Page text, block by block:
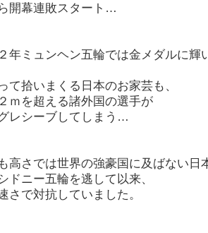
開幕連敗スタート…
年ミュンヘン五輪では金メダルに輝
て拾いまくる日本のお家芸も、
ｍを超える諸外国の選手が
レシーブしてしまう…
高さでは世界の強豪国に及ばない日
ドニー五輪を逃して以来、
さで対抗していました。